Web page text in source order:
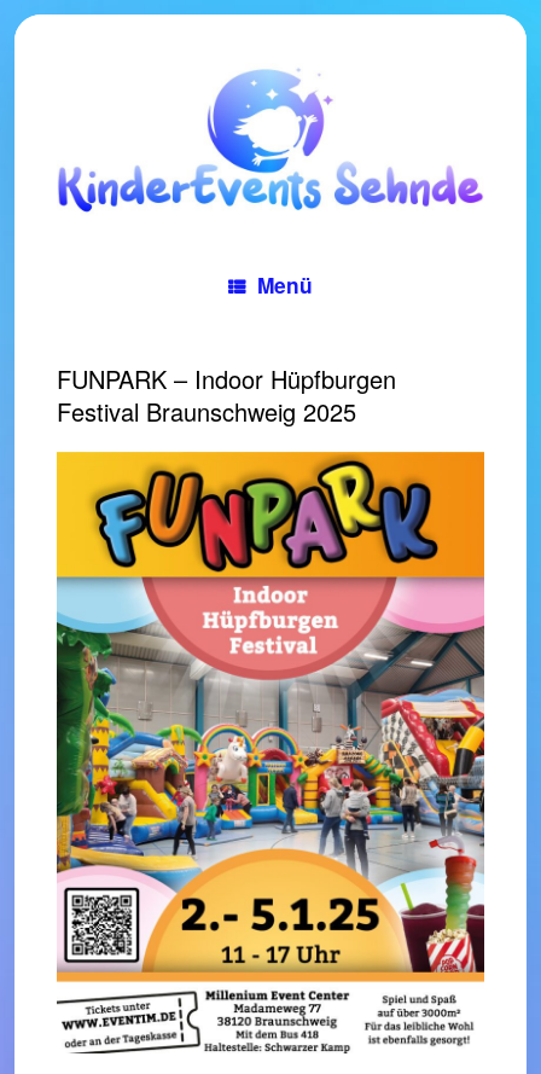
Zum
Menü
FUNPARK – Indoor Hüpfburgen
Festival Braunschweig 2025